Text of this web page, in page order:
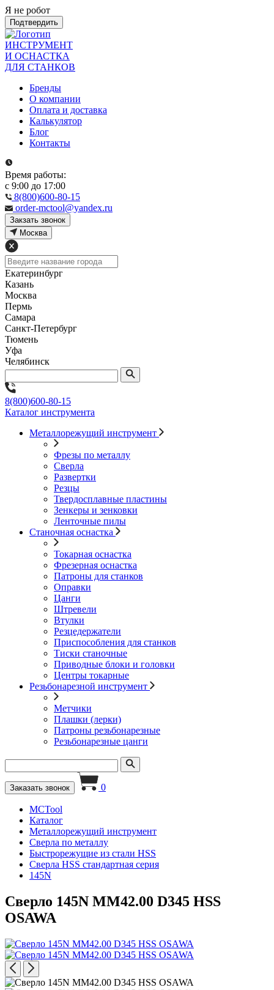
Я не робот
Подтвердить
ИНСТРУМЕНТ
И ОСНАСТКА
ДЛЯ СТАНКОВ
Бренды
О компании
Оплата и доставка
Калькулятор
Блог
Контакты
Время работы:
с 9:00 до 17:00
8(800)600-80-15
order-mctool@yandex.ru
Закзать звонок
Москва
Екатеринбург
Казань
Москва
Пермь
Самара
Санкт-Петербург
Тюмень
Уфа
Челябинск
8(800)600-80-15
Каталог инструмента
Металлорежущий инструмент
Фрезы по металлу
Сверла
Развертки
Резцы
Твердосплавные пластины
Зенкеры и зенковки
Ленточные пилы
Станочная оснастка
Токарная оснастка
Фрезерная оснастка
Патроны для станков
Оправки
Цанги
Штревели
Втулки
Резцедержатели
Приспособления для станков
Тиски станочные
Приводные блоки и головки
Центры токарные
Резьбонарезной инструмент
Метчики
Плашки (лерки)
Патроны резьбонарезные
Резьбонарезные цанги
Заказать звонок 0
MCTool
Каталог
Металлорежущий инструмент
Сверла по металлу
Быстрорежущие из стали HSS
Сверла HSS стандартная серия
145N
Сверло 145N MM42.00 D345 HSS
OSAWA